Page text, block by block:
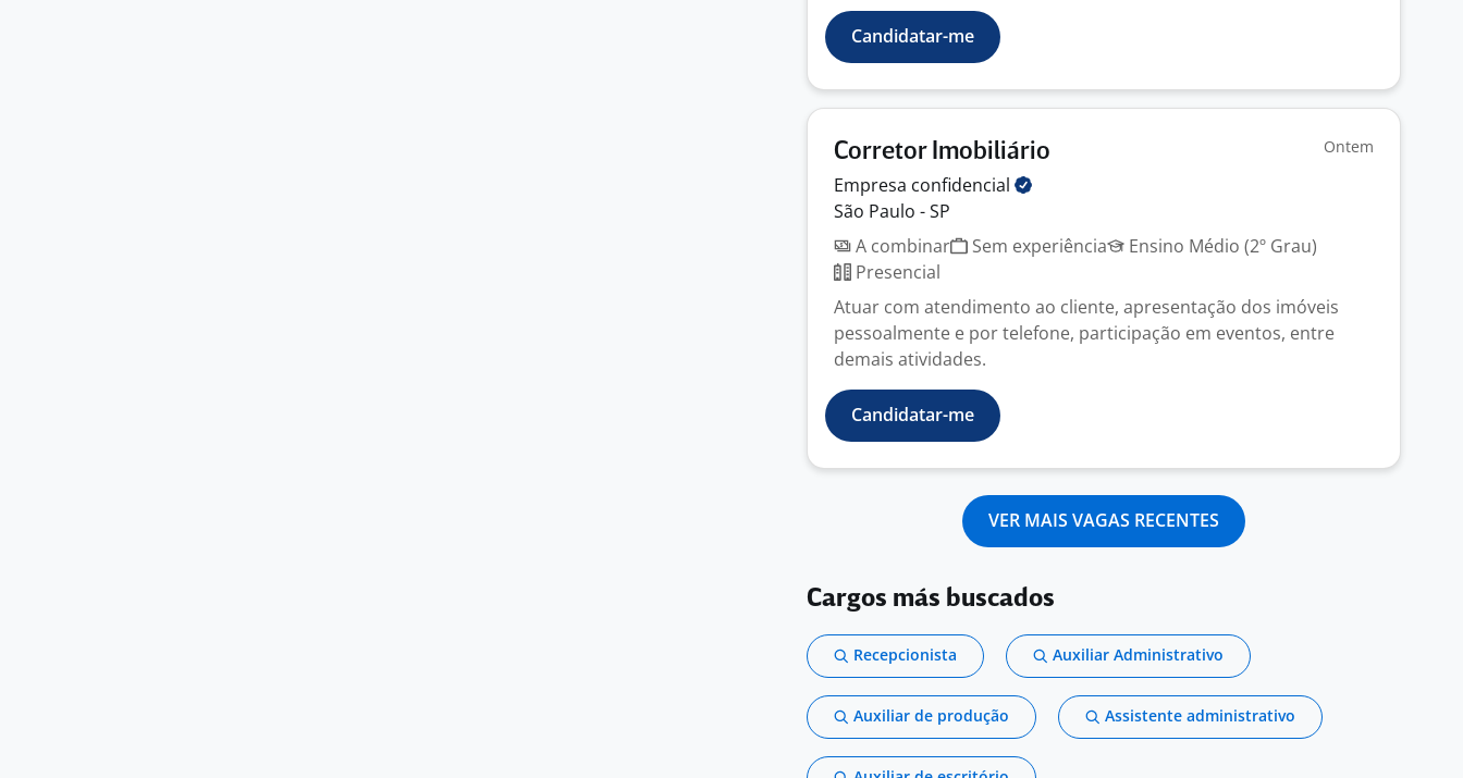
Candidatar-me
Corretor Imobiliário Ontem
Empresa confidencial
São Paulo - SP
A combinar
Sem experiência
Ensino Médio (2º Grau)
Presencial
Atuar com atendimento ao cliente, apresentação dos imóveis
pessoalmente e por telefone, participação em eventos, entre
demais atividades.
Candidatar-me
VER MAIS VAGAS RECENTES
Cargos más buscados
Recepcionista Auxiliar Administrativo
Auxiliar de produção Assistente administrativo